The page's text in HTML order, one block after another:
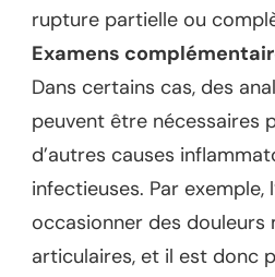
rupture partielle ou
Examens
Dans certains cas, des
peuvent être nécessaires
d’autres causes
infectieuses. Par
occasionner des douleurs
articulaires, et il est donc